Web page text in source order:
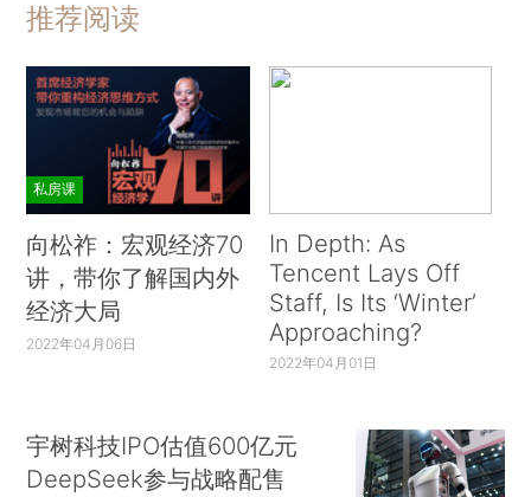
推荐阅读
私房课
向松祚：宏观经济70
讲，带你了解国内外
经济大局
2022年04月06日
In Depth: As
Tencent Lays Off
Staff, Is Its ‘Winter’
Approaching?
2022年04月01日
宇树科技IPO估值600亿元
DeepSeek参与战略配售